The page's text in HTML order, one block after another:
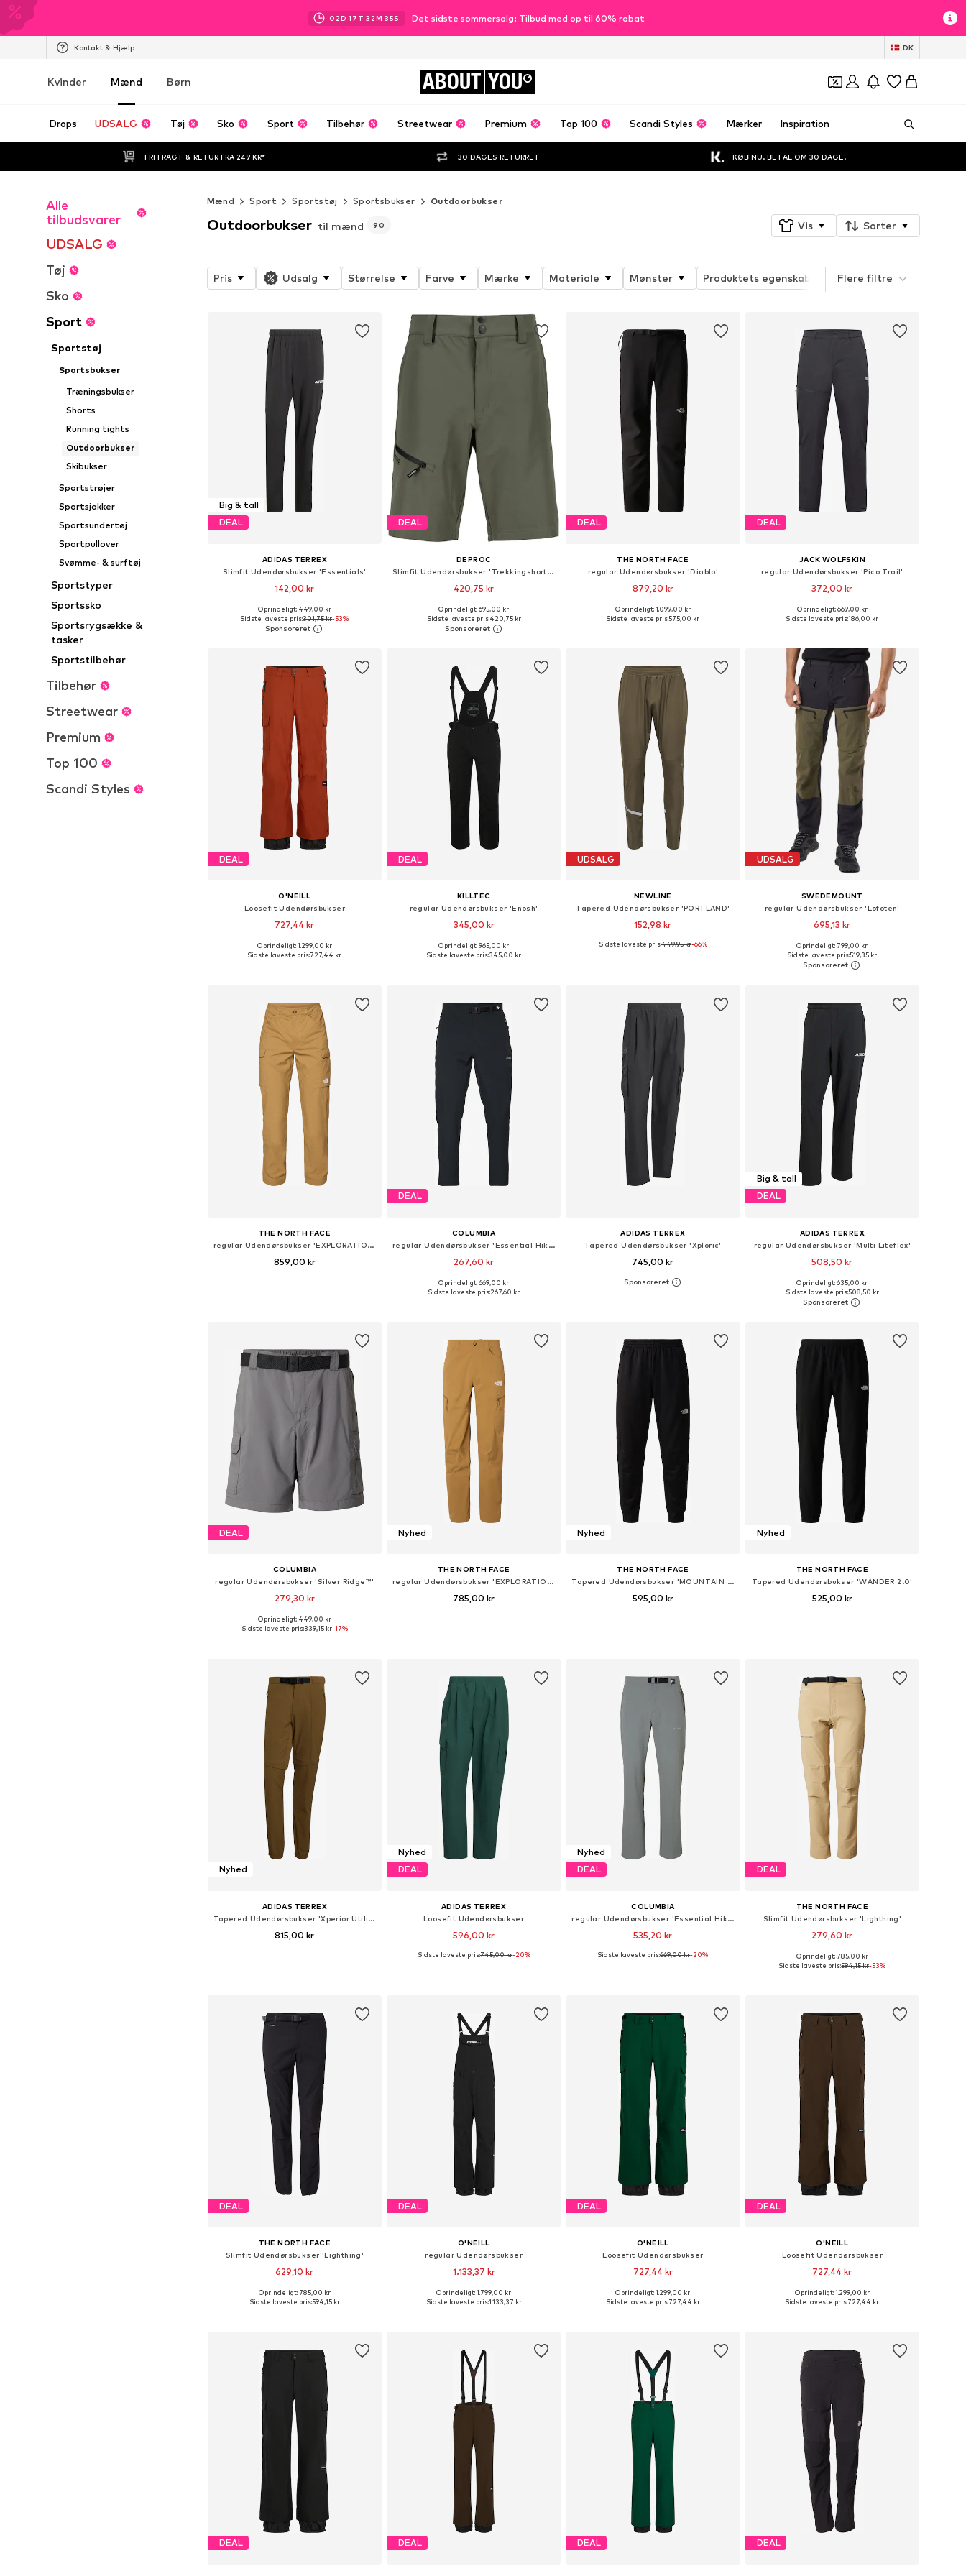
02D 17 T 32M 34S Det sidste sommersalg: Tilbud med op til 60% rabat
Kontakt & Hjælp DK
Kvinder Mænd Børn ABOUT YOU
Drops UDSALG Tøj Sko Sport Tilbehør Streetwear Premium Top 100 Scandi Styles Mærker Inspiration
FRI FRAGT & RETUR FRA 249 KR* 30 DAGES RETURRET KØB NU. BETAL OM 30 DAGE.
Alle
tilbudsvarer
UDSALG
Tøj
Sko
Sport
Sportstøj
Sportsbukser
Træningsbukser
Shorts
Running tights
Outdoorbukser
Skibukser
Sportstrøjer
Sportsjakker
Sportsundertøj
Sportpullover
Svømme- & surftøj
Sportstyper
Sportssko
Sportsrygsække &
tasker
Sportstilbehør
Tilbehør
Streetwear
Premium
Top 100
Scandi Styles
Mænd Sport Sportstøj Sportsbukser Outdoorbukser
Outdoorbukser til mænd 90 Vis Sorter
Pris Udsalg Størrelse Farve Mærke Materiale Mønster Produktets egenskaber Sportstype
Flere filtre
Big & tall
DEAL
ADIDAS TERREX
Slimfit Udendørsbukser 'Essentials'
142,00 kr
Føj til indkøbskurv
Oprindeligt: 449,00 kr
Sidste laveste pris:301,75 kr-53%
DEAL
DEPROC
Slimfit Udendørsbukser 'Trekkingshorts Kentville MEN Bermuda Outdoorhose Funktionshose Shorts'
420,75 kr
Fås i mange størrelser
Føj til indkøbskurv
Oprindeligt: 695,00 kr
Sidste laveste pris:420,75 kr
DEAL
THE NORTH FACE
regular Udendørsbukser 'Diablo'
879,20 kr
Fås i mange størrelser
Oprindeligt: 1.099,00 kr
Sidste laveste pris:575,00 kr
DEAL
JACK WOLFSKIN
regular Udendørsbukser 'Pico Trail'
372,00 kr
Tilgængelige størrelser: L-XL x regular
Oprindeligt: 669,00 kr
Sidste laveste pris:186,00 kr
DEAL
O'NEILL
Loosefit Udendørsbukser
727,44 kr
Tilgængelige størrelser: S, M, L, XL, XXL
Oprindeligt: 1.299,00 kr
Sidste laveste pris:727,44 kr
DEAL
KILLTEC
regular Udendørsbukser 'Enosh'
345,00 kr
Tilgængelige størrelser: M, L
Oprindeligt: 965,00 kr
Sidste laveste pris:345,00 kr
UDSALG
NEWLINE
Tapered Udendørsbukser 'PORTLAND'
152,98 kr
Tilgængelige størrelser: S, M, L, XL, XXL
Sidste laveste pris:449,95 kr-66%
UDSALG
SWEDEMOUNT
regular Udendørsbukser 'Lofoten'
695,13 kr
+1
Føj til indkøbskurv
Oprindeligt: 799,00 kr
Sidste laveste pris:519,35 kr
THE NORTH FACE
regular Udendørsbukser 'EXPLORATION'
859,00 kr
DEAL
COLUMBIA
regular Udendørsbukser 'Essential Hike'
267,60 kr
Tilgængelige størrelser: XS x regular
Oprindeligt: 669,00 kr
Sidste laveste pris:267,60 kr
ADIDAS TERREX
Tapered Udendørsbukser 'Xploric'
745,00 kr
Big & tall
DEAL
ADIDAS TERREX
regular Udendørsbukser 'Multi Liteflex'
508,50 kr
Føj til indkøbskurv
Oprindeligt: 635,00 kr
Sidste laveste pris:508,50 kr
DEAL
COLUMBIA
regular Udendørsbukser 'Silver Ridge™'
279,30 kr
Tilgængelige størrelser: S x short
Oprindeligt: 449,00 kr
Sidste laveste pris:339,15 kr-17%
Nyhed
THE NORTH FACE
regular Udendørsbukser 'EXPLORATION'
785,00 kr
Nyhed
THE NORTH FACE
Tapered Udendørsbukser 'MOUNTAIN ATHLETICS 2.0'
595,00 kr
Nyhed
THE NORTH FACE
Tapered Udendørsbukser 'WANDER 2.0'
525,00 kr
Nyhed
ADIDAS TERREX
Tapered Udendørsbukser 'Xperior Utilitas'
815,00 kr
Nyhed
DEAL
ADIDAS TERREX
Loosefit Udendørsbukser
596,00 kr
Tilgængelige størrelser: S, M, L, XL
Sidste laveste pris:745,00 kr-20%
Nyhed
DEAL
COLUMBIA
regular Udendørsbukser 'Essential Hike™ 365'
535,20 kr
Fås i mange størrelser
Sidste laveste pris:669,00 kr-20%
DEAL
THE NORTH FACE
Slimfit Udendørsbukser 'Lighthing'
279,60 kr
Oprindeligt: 785,00 kr
Sidste laveste pris:594,15 kr-53%
DEAL
THE NORTH FACE
Slimfit Udendørsbukser 'Lighthing'
629,10 kr
Oprindeligt: 785,00 kr
Sidste laveste pris:594,15 kr
DEAL
O'NEILL
regular Udendørsbukser
1.133,37 kr
Tilgængelige størrelser: S, M, L, XL
Oprindeligt: 1.799,00 kr
Sidste laveste pris:1.133,37 kr
DEAL
O'NEILL
Loosefit Udendørsbukser
727,44 kr
Tilgængelige størrelser: S, M, L, XL, XXL
Oprindeligt: 1.299,00 kr
Sidste laveste pris:727,44 kr
DEAL
O'NEILL
Loosefit Udendørsbukser
727,44 kr
Tilgængelige størrelser: S, M, L, XL, XXL
Oprindeligt: 1.299,00 kr
Sidste laveste pris:727,44 kr
DEAL DEAL DEAL DEAL